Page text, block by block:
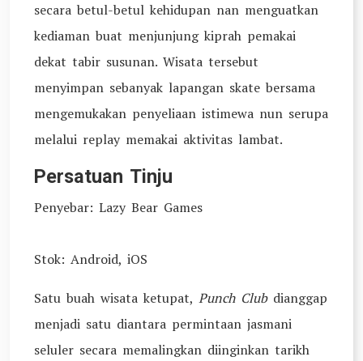
secara betul-betul kehidupan nan menguatkan
kediaman buat menjunjung kiprah pemakai
dekat tabir susunan. Wisata tersebut
menyimpan sebanyak lapangan skate bersama
mengemukakan penyeliaan istimewa nun serupa
melalui replay memakai aktivitas lambat.
Persatuan Tinju
Penyebar: Lazy Bear Games
Stok: Android, iOS
Satu buah wisata ketupat, Punch Club dianggap
menjadi satu diantara permintaan jasmani
seluler secara memalingkan diinginkan tarikh